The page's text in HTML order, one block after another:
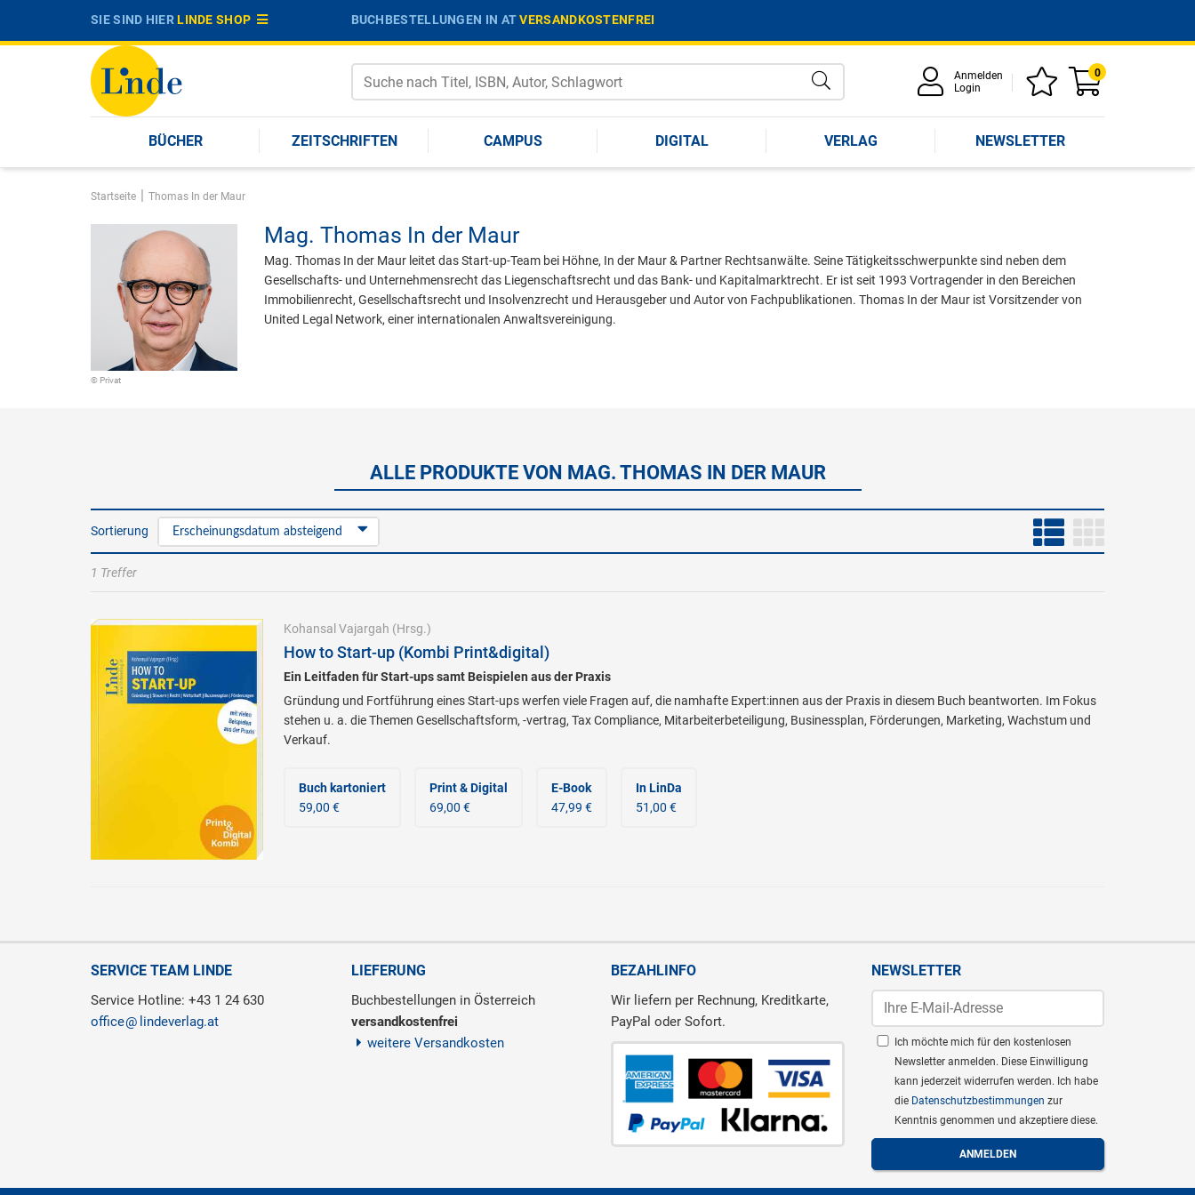
SIE SIND HIERLINDE SHOP BUCHBESTELLUNGEN IN ATVERSANDKOSTENFREI
Anmelden
Login
0
BÜCHER ZEITSCHRIFTEN CAMPUS DIGITAL VERLAG NEWSLETTER
Startseite | Thomas In der Maur
© Privat
Mag. Thomas In der Maur
Mag. Thomas In der Maur leitet das Start-up-Team bei Höhne, In der Maur & Partner Rechtsanwälte. Seine Tätigkeitsschwerpunkte sind neben dem
Gesellschafts- und Unternehmensrecht das Liegenschaftsrecht und das Bank- und Kapitalmarktrecht. Er ist seit 1993 Vortragender in den Bereichen
Immobilienrecht, Gesellschaftsrecht und Insolvenzrecht und Herausgeber und Autor von Fachpublikationen. Thomas In der Maur ist Vorsitzender von
United Legal Network, einer internationalen Anwaltsvereinigung.
ALLE PRODUKTE VON MAG. THOMAS IN DER MAUR
Sortierung Erscheinungsdatum absteigend
1 Treffer
Kohansal Vajargah (Hrsg.)
How to Start-up (Kombi Print&digital)
Ein Leitfaden für Start-ups samt Beispielen aus der Praxis
Gründung und Fortführung eines Start-ups werfen viele Fragen auf, die namhafte Expert:innen aus der Praxis in diesem Buch beantworten. Im Fokus
stehen u. a. die Themen Gesellschaftsform, -vertrag, Tax Compliance, Mitarbeiterbeteiligung, Businessplan, Förderungen, Marketing, Wachstum und
Verkauf.
Buch kartoniert
59,00 €
Print & Digital
69,00 €
E-Book
47,99 €
In LinDa
51,00 €
SERVICE TEAM LINDE
Service Hotline: +43 1 24 630
office
lindeverlag.at
LIEFERUNG
Buchbestellungen in Österreich
versandkostenfrei
weitere Versandkosten
BEZAHLINFO
Wir liefern per Rechnung, Kreditkarte,
PayPal oder Sofort.
NEWSLETTER
Ich möchte mich für den kostenlosen
Newsletter anmelden. Diese Einwilligung
kann jederzeit widerrufen werden. Ich habe
die Datenschutzbestimmungen zur
Kenntnis genommen und akzeptiere diese.